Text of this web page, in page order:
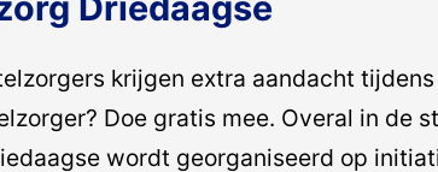
krijgen extra aandacht
Doe gratis mee. Overal in de
wordt georganiseerd op